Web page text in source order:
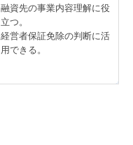
融資先の事業内容理解に役
立つ。
経営者保証免除の判断に活
用できる。